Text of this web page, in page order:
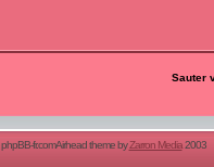
Sauter
phpBB-fr.comAirhead theme byZarron Media2003